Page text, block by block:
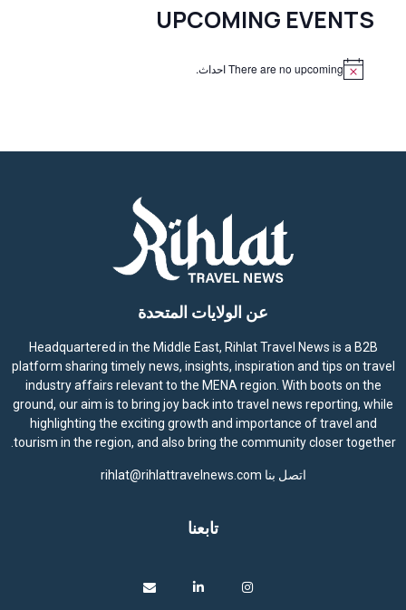
UPCOMING EVENTS
There are no upcoming احداث.
عن الولايات المتحدة
Headquartered in the Middle East, Rihlat Travel News is a B2B
platform sharing timely news, insights, inspiration and tips on travel
industry affairs relevant to the MENA region. With boots on the
ground, our aim is to bring joy back into travel news reporting, while
highlighting the exciting growth and importance of travel and
tourism in the region, and also bring the community closer together.
اتصل بنا rihlat@rihlattravelnews.com
تابعنا